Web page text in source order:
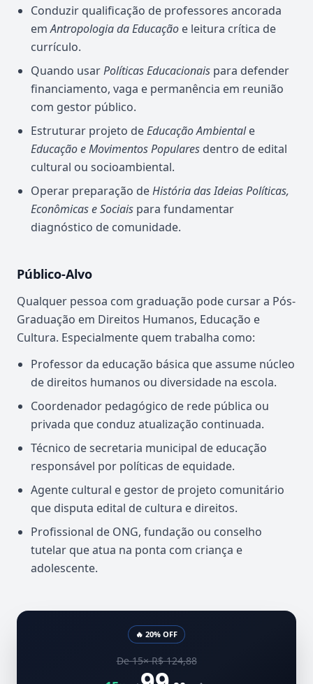
Conduzir qualificação de professores ancorada
emAntropologia da Educação e leitura crítica de
currículo.
Quando usarPolíticas Educacionais para defender
financiamento, vaga e permanência em reunião
com gestor público.
Estruturar projeto deEducação Ambientale
Educação e Movimentos Populares dentro de edital
cultural ou socioambiental.
Operar preparação deHistória das Ideias Políticas,
Econômicas e Sociais para fundamentar
diagnóstico de comunidade.
Público-Alvo
Qualquer pessoa com graduação pode cursar a Pós-
Graduação em Direitos Humanos, Educação e
Cultura. Especialmente quem trabalha como:
Professor da educação básica que assume núcleo
de direitos humanos ou diversidade na escola.
Coordenador pedagógico de rede pública ou
privada que conduz atualização continuada.
Técnico de secretaria municipal de educação
responsável por políticas de equidade.
Agente cultural e gestor de projeto comunitário
que disputa edital de cultura e direitos.
Profissional de ONG, fundação ou conselho
tutelar que atua na ponta com criança e
adolescente.
🔥 20% OFF
De 15× R$ 124,88